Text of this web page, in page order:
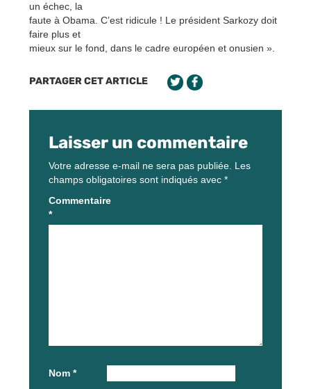
un échec, la
faute à Obama. C’est ridicule ! Le président Sarkozy doit
faire plus et
mieux sur le fond, dans le cadre européen et onusien ».
PARTAGER CET ARTICLE
Laisser un commentaire
Votre adresse e-mail ne sera pas publiée. Les
champs obligatoires sont indiqués avec *
Commentaire
*
Nom *